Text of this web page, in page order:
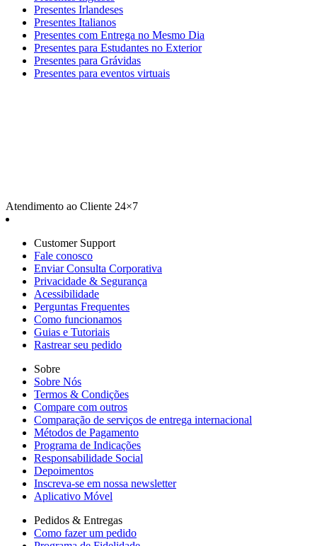
Presentes Irlandeses
Presentes Italianos
Presentes com Entrega no Mesmo Dia
Presentes para Estudantes no Exterior
Presentes para Grávidas
Presentes para eventos virtuais
Atendimento ao Cliente 24×7
Customer Support
Fale conosco
Enviar Consulta Corporativa
Privacidade & Segurança
Acessibilidade
Perguntas Frequentes
Como funcionamos
Guias e Tutoriais
Rastrear seu pedido
Sobre
Sobre Nós
Termos & Condições
Compare com outros
Comparação de serviços de entrega internacional
Métodos de Pagamento
Programa de Indicações
Responsabilidade Social
Depoimentos
Inscreva-se em nossa newsletter
Aplicativo Móvel
Pedidos & Entregas
Como fazer um pedido